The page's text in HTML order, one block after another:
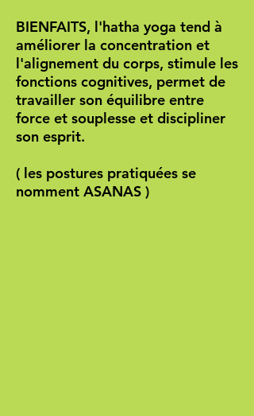
BIENFAITS, l'hatha yoga tend à
améliorer la concentration et
l'alignement du corps, stimule les
fonctions cognitives, permet de
travailler son équilibre entre
force et souplesse et discipliner
son esprit.
( les postures pratiquées se
nomment ASANAS )